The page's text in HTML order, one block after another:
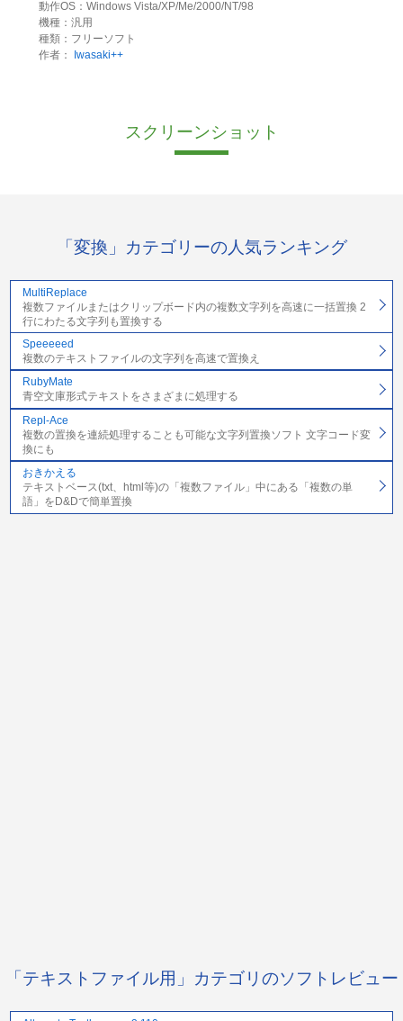
動作OS：Windows Vista/XP/Me/2000/NT/98
機種：汎用
種類：フリーソフト
作者：
Iwasaki++
スクリーンショット
「変換」カテゴリーの人気ランキング
MultiReplace
複数ファイルまたはクリップボード内の複数文字列を高速に一括置換 2
行にわたる文字列も置換する
Speeeeed
複数のテキストファイルの文字列を高速で置換え
RubyMate
青空文庫形式テキストをさまざまに処理する
Repl-Ace
複数の置換を連続処理することも可能な文字列置換ソフト 文字コード変
換にも
おきかえる
テキストベース(txt、html等)の「複数ファイル」中にある「複数の単
語」をD&Dで簡単置換
「テキストファイル用」カテゴリのソフトレビュー